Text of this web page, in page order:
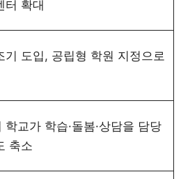
터 확대
기 도입, 공립형 학원 지정으로
교가 학습·돌봄·상담을 담당
축소